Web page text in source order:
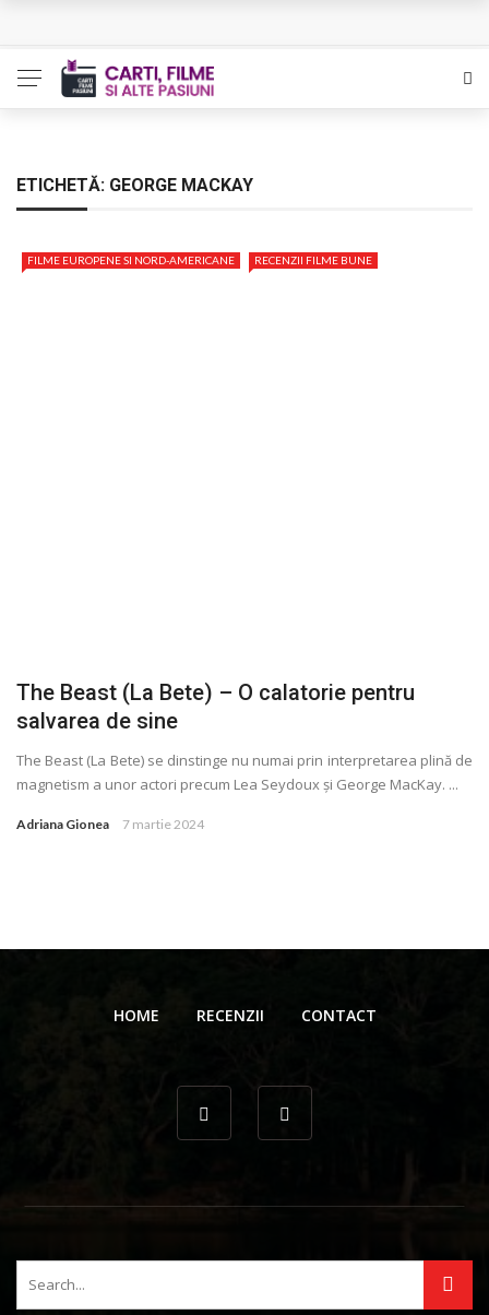
The Man Who Sold Air in the Holy Land – Generatia care
Queer – Un Burroughs sentimental
Luati-ma drept un vis. Povestiri in K. minor – Dor de Kafka
ETICHETĂ: GEORGE MACKAY
FILME EUROPENE SI NORD-AMERICANE RECENZII FILME BUNE
The Beast (La Bete) – O calatorie pentru
salvarea de sine
The Beast (La Bete) se dinstinge nu numai prin interpretarea plină de
magnetism a unor actori precum Lea Seydoux și George MacKay. ...
Adriana Gionea 7 martie 2024
HOME RECENZII CONTACT